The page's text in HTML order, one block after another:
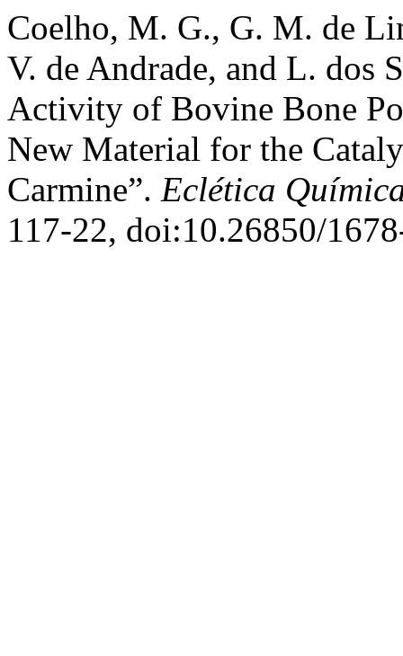
Coelho, M. G., G. M. de
V. de Andrade, and L. dos
Activity of Bovine Bone
New Material for the
Carmine”. Eclética
117-22, doi:10.26850/